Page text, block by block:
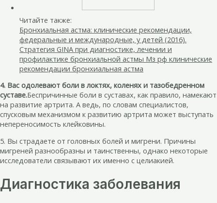
Читайте также:
Бронхиальная астма: клинические рекомендации,
федеральные и международные, у детей (2016).
Стратегия GINA при диагностике, лечении и
профилактике бронхиальной астмы Мз рф клинические
рекомендации бронхиальная астма
4. Вас одолевают боли в локтях, коленях и тазобедренном
суставе.Беспричинные боли в суставах, как правило, намекают
на развитие артрита. А ведь, по словам специалистов,
спусковым механизмом к развитию артрита может выступать
непереносимость клейковины.
5. Вы страдаете от головных болей и мигрени. Причины
мигреней разнообразны и таинственны, однако некоторые
исследователи связывают их именно с целиакией.
Диагностика заболевания